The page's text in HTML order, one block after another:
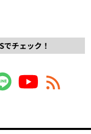
チェック！